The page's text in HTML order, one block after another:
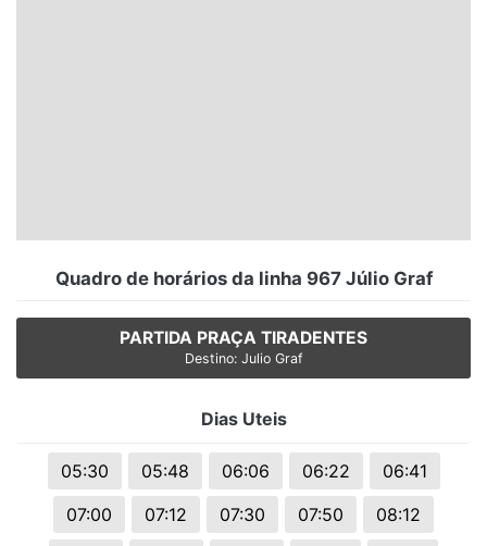
Quadro de horários da linha 967 Júlio Graf
PARTIDA PRAÇA TIRADENTES
Destino: Julio Graf
Dias Uteis
05:30 05:48 06:06 06:22
06:41
07:00
07:12 07:30 07:50
08:12